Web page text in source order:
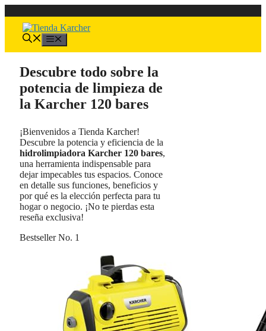
al
contenido
Descubre todo sobre la
potencia de limpieza de
la Karcher 120 bares
¡Bienvenidos a Tienda Karcher!
Descubre la potencia y eficiencia de la
hidrolimpiadora Karcher 120 bares,
una herramienta indispensable para
dejar impecables tus espacios. Conoce
en detalle sus funciones, beneficios y
por qué es la elección perfecta para tu
hogar o negocio. ¡No te pierdas esta
reseña exclusiva!
Bestseller No. 1